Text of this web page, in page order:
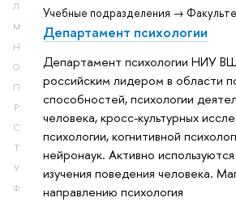
Л
М
Н
О
П
Р
С
Т
У
Ф
Учебные подразделения →
Департамент психологии
Департамент психологии НИУ
российским лидером в области
способностей, психологии
человека, кросс-культурных
психологии, когнитивной
нейронаук. Активно
изучения поведения человека.
направлению психология